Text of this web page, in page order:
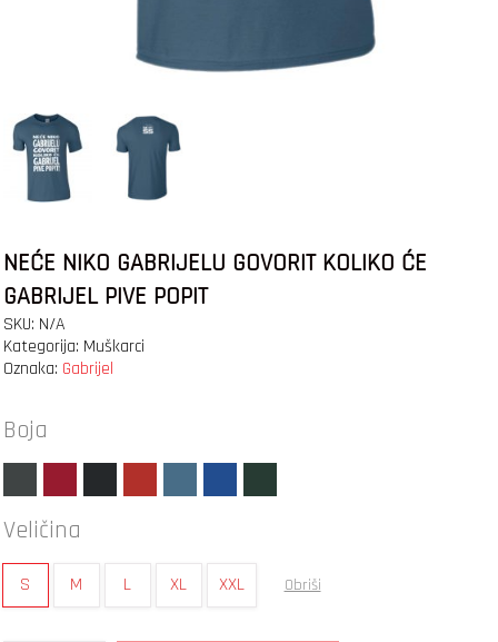
NEĆE NIKO GABRIJELU GOVORIT KOLIKO ĆE
GABRIJEL PIVE POPIT
SKU: N/A
Kategorija: Muškarci
Oznaka: Gabrijel
Boja
Veličina
S M L XL XXL Obriši